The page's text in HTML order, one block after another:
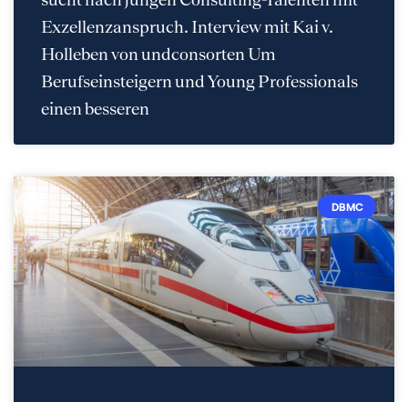
Exzellenzanspruch. Interview mit Kai v.
Holleben von undconsorten Um
Berufseinsteigern und Young Professionals
einen besseren
DBMC